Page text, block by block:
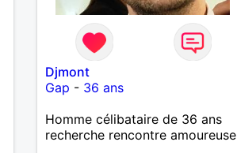
Djmont
Gap - 36 ans
Homme célibataire de 36 ans
recherche rencontre amoureuse